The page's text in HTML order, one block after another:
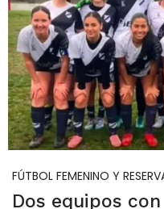
FÚTBOL FEMENINO Y
Dos equipos